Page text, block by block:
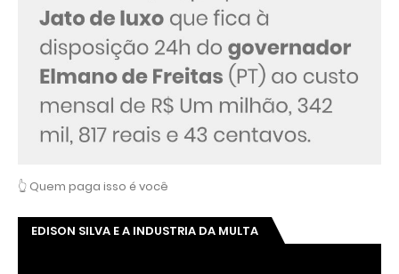
👆 Quem paga isso é você
EDISON SILVA E A INDUSTRIA DA MULTA